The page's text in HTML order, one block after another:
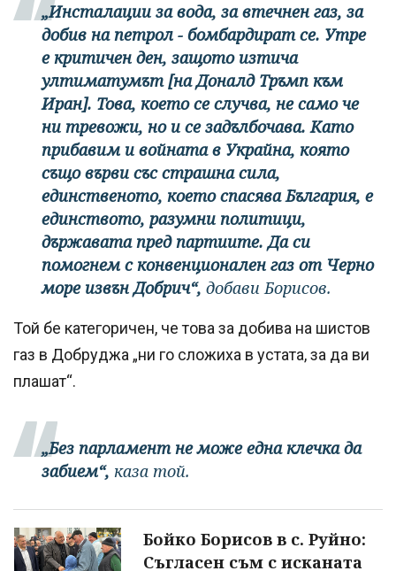
„Инсталации за вода, за втечнен газ, за
добив на петрол - бомбардират се. Утре
е критичен ден, защото изтича
ултиматумът [на Доналд Тръмп към
Иран]. Това, което се случва, не само че
ни тревожи, но и се задълбочава. Като
прибавим и войната в Украйна, която
също върви със страшна сила,
единственото, което спасява България, е
единството, разумни политици,
държавата пред партиите. Да си
помогнем с конвенционален газ от Черно
море извън Добрич“, добави Борисов.
Той бе категоричен, че това за добива на шистов
газ в Добруджа „ни го сложиха в устата, за да ви
плашат“.
„Без парламент не може една клечка да
забием“, каза той.
Бойко Борисов в с. Руйно:
Съгласен съм с исканата